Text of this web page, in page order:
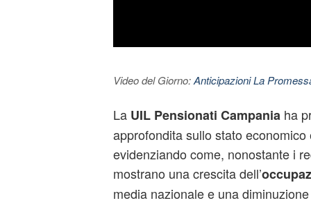
Video del Giorno:Anticipazioni La
La UIL Pensionati Campania ha
approfondita sullo stato
evidenziando come, nonostante i
mostrano una crescita dell’
media nazionale e una